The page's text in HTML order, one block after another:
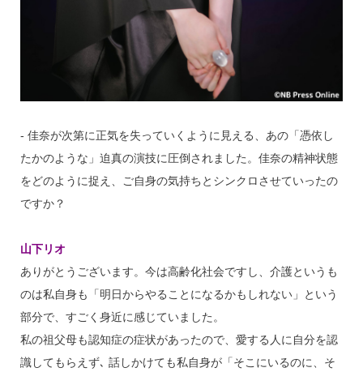
‐ 佳奈が次第に正気を失っていくように見える、あの「憑依し
たかのような」迫真の演技に圧倒されました。佳奈の精神状態
をどのように捉え、ご自身の気持ちとシンクロさせていったの
ですか？
山下リオ
ありがとうございます。今は高齢化社会ですし、介護というも
のは私自身も「明日からやることになるかもしれない」という
部分で、すごく身近に感じていました。
私の祖父母も認知症の症状があったので、愛する人に自分を認
識してもらえず､ 話しかけても私自身が「そこにいるのに、そ